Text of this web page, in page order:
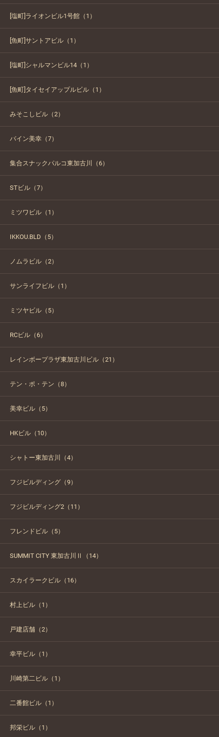
[塩町]ライオンビル1号館（1）
[魚町]サントアビル（1）
[塩町]シャルマンビル14（1）
[魚町]タイセイアップルビル（1）
みそこしビル（2）
バイン美幸（7）
集合スナックパルコ東加古川（6）
STビル（7）
ミツワビル（1）
IKKOU.BLD（5）
ノムラビル（2）
サンライフビル（1）
ミツヤビル（5）
RCビル（6）
レインボープラザ東加古川ビル（21）
テン・ポ・テン（8）
美幸ビル（5）
HKビル（10）
シャトー東加古川（4）
フジビルディング（9）
フジビルディング2（11）
フレンドビル（5）
SUMMIT CITY 東加古川Ⅱ（14）
スカイラークビル（16）
村上ビル（1）
戸建店舗（2）
幸平ビル（1）
川崎第二ビル（1）
二番館ビル（1）
邦栄ビル（1）